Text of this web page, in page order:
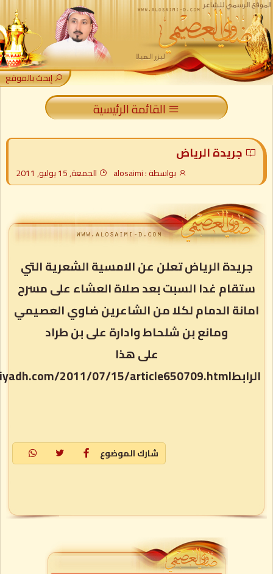
إبحث بالموقع
القائمة الرئيسية
جريدة الرياض
بواسطة : alosaimi الجمعة, 15 يوليو, 2011
جريدة الرياض تعلن عن الامسية الشعرية التي
ستقام غدا السبت بعد صلاة العشاء على مسرح
امانة الدمام لكلا من الشاعرين ضاوي العصيمي
ومانع بن شلحاط وادارة على بن طراد
على هذا
الرابطhttp://www.alriyadh.com/2011/07/15/article650709.html
شارك الموضوع